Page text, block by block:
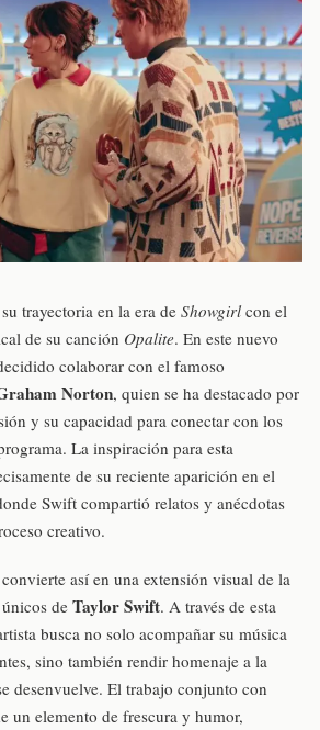
trayectoria en la era de Showgirlcon el
de su canción Opalite. En este nuevo
colaborar con el famoso
Norton, quien se ha destacado por
y su capacidad para conectar con los
La inspiración para esta
de su reciente aparición en el
Swift compartió relatos y anécdotas
creativo.
convierte así en una extensión visual de la
de Taylor Swift. A través de esta
busca no solo acompañar su música
sino también rendir homenaje a la
desenvuelve. El trabajo conjunto con
un elemento de frescura y humor,